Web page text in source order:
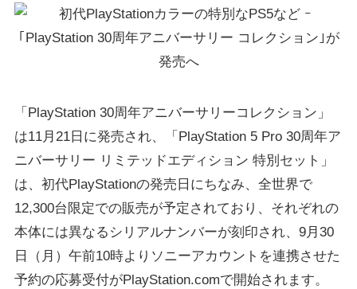
「PlayStation 30周年アニバーサリーコレクション」
は11月21日に発売され、「PlayStation 5 Pro 30周年ア
ニバーサリー リミテッドエディション 特別セット」
は、初代PlayStationの発売日にちなみ、全世界で
12,300台限定での販売が予定されており、それぞれの
本体には異なるシリアルナンバーが刻印され、9月30
日（月）午前10時よりソニーアカウントを連携させた
予約の応募受付がPlayStation.comで開始されます。